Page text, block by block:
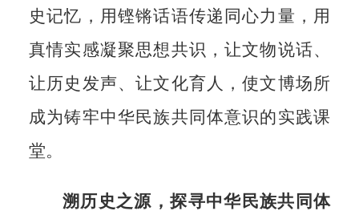
史记忆，用铿锵话语传递同心力量，用
真情实感凝聚思想共识，让文物说话、
让历史发声、让文化育人，使文博场所
成为铸牢中华民族共同体意识的实践课
堂。
溯历史之源，探寻中华民族共同体